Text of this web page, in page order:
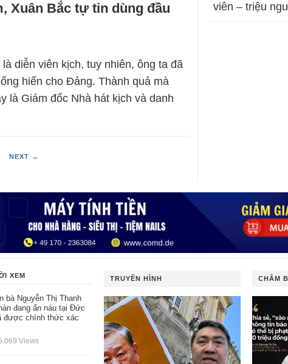
Xuân Bắc tự tin dùng đầu
diễn viên kịch, tuy nhiên, ông ta đã
hiến cho Đảng. Thành quả mà
là Giám đốc Nhà hát kịch và danh
NEXT →
viên – triệu
XEM
bà Nguyễn Thị Thanh
đang ẩn náu tại Đức
được chính thức xác
Views
TRUYỀN HÌNH CHÂM